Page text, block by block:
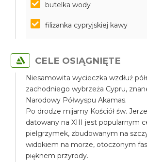
butelka wody
filiżanka cypryjskiej kawy
CELE OSIĄGNIĘTE
Niesamowita wycieczka wzdłuż
zachodniego wybrzeża Cypru,
Narodowy Półwyspu Akamas.
Po drodze mijamy Kościół św.
datowany na XIII jest popularnym
pielgrzymek, zbudowanym na
widokiem na morze, otoczonym
pięknem przyrody.